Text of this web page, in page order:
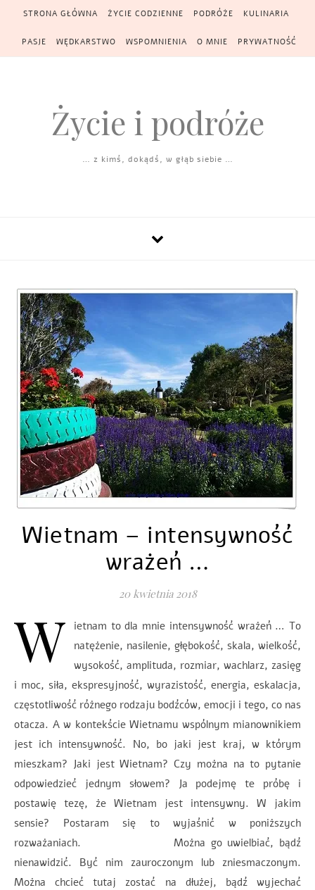
Skip to content
STRONA GŁÓWNA ŻYCIE CODZIENNE PODRÓŻE KULINARIA
PASJE WĘDKARSTWO WSPOMNIENIA O MNIE PRYWATNOŚĆ
Życie i podróże
… z kimś, dokądś, w głąb siebie …
Wietnam – intensywność
wrażeń …
20 kwietnia 2018
W
ietnam to dla mnie intensywność wrażeń … To
natężenie, nasilenie, głębokość, skala, wielkość,
wysokość, amplituda, rozmiar, wachlarz, zasięg
i moc, siła, ekspresyjność, wyrazistość, energia, eskalacja,
częstotliwość różnego rodzaju bodźców, emocji i tego, co nas
otacza. A w kontekście Wietnamu wspólnym mianownikiem
jest ich intensywność. No, bo jaki jest kraj, w którym
mieszkam? Jaki jest Wietnam? Czy można na to pytanie
odpowiedzieć jednym słowem? Ja podejmę te próbę i
postawię tezę, że Wietnam jest intensywny. W jakim
sensie? Postaram się to wyjaśnić w poniższych
rozważaniach. Można go uwielbiać, bądź
nienawidzić. Być nim zauroczonym lub zniesmaczonym.
Można chcieć tutaj zostać na dłużej, bądź wyjechać